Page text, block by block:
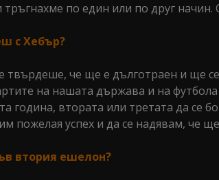
тръгнахме по един или по друг
с Хебър?
че ще е дълготраен и ще се
на нашата държава и на
година, втората или третата да се
пожелая успех и да се надявам, че
втория ешелон?